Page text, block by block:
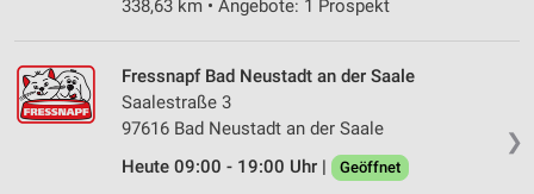
338,63 km • Angebote: 1 Prospekt
❯
Fressnapf Bad Neustadt an der Saale
Saalestraße 3
97616 Bad Neustadt an der Saale
Heute 09:00 - 19:00 Uhr |
Geöffnet